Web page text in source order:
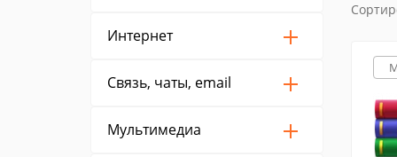
Интернет
Связь, чаты, email
Мультимедиа